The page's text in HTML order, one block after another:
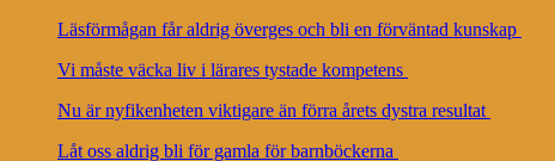
Läsförmågan får aldrig överges och bli en förväntad kunskap
Vi måste väcka liv i lärares tystade kompetens
Nu är nyfikenheten viktigare än förra årets dystra resultat
Låt oss aldrig bli för gamla för barnböckerna